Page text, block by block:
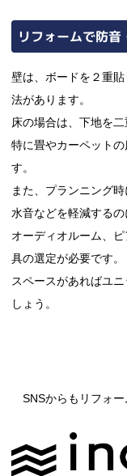
リフォームで防音
壁は、ボードを２重
法があります。
床の場合は、下地を
特に畳やカーペット
す。
また、プランニング
水音などを軽減するの
オーディオルーム、
具の選定が必要です。
スペースがあればユ
しょう。
SNSからもリフォ